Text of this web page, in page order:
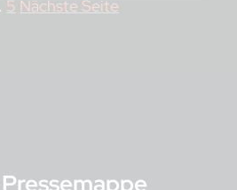
5 Nächste Seite